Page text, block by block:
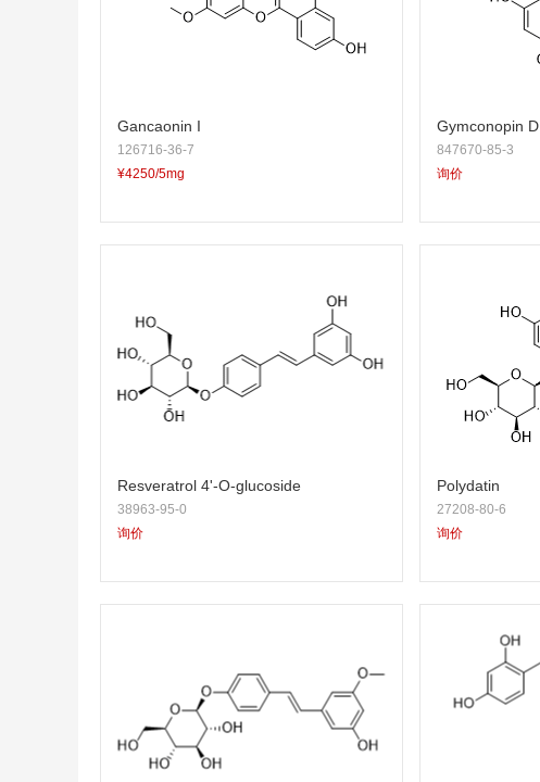
Gancaonin I
126716-36-7
¥4250/5mg
Gymconopin D
847670-85-3
询价
Resveratrol 4'-O-glucoside
38963-95-0
询价
Polydatin
27208-80-6
询价